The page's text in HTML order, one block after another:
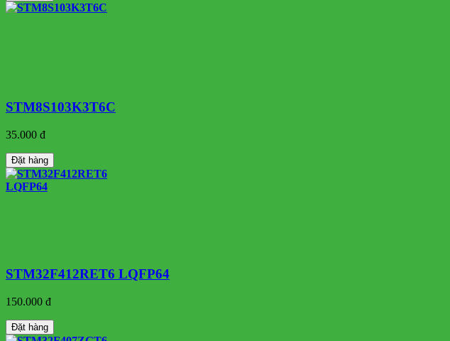
STM8S103K3T6C
35.000 đ
Đặt hàng
STM32F412RET6 LQFP64
150.000 đ
Đặt hàng